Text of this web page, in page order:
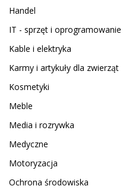
Handel
IT - sprzęt i oprogramowanie
Kable i elektryka
Karmy i artykuły dla zwierząt
Kosmetyki
Meble
Media i rozrywka
Medyczne
Motoryzacja
Ochrona środowiska